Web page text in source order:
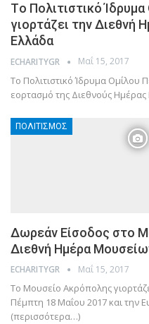
Tο Πολιτιστικό
γιορτάζει την Διεθνή
Ελλάδα
ECHARITYGR Μαΐ 15, 2017
Το Πολιτιστικό Ίδρυμα Ομίλου
εορτασμό της Διεθνούς
ΠΟΛΙΤΙΣΜΌΣ
Δωρεάν Είσοδος στο
Διεθνή Ημέρα
ECHARITYGR Μαΐ 15, 2017
Το Μουσείο Ακρόπολης
Πέμπτη 18 Μαΐου 2017 και την
(περισσότερα…)